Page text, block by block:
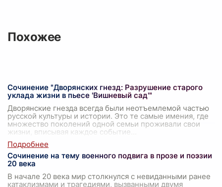
Похожее
Сочинение "Дворянских гнезд: Разрушение старого
уклада жизни в пьесе 'Вишневый сад'"
Дворянские гнезда всегда были неотъемлемой частью
русской культуры и истории. Это те самые имения, где
множество поколений одной семьи проживали свои
жизни, вписывая каждое событие
Сочинение на тему военного подвига в прозе и поэзии
20 века
В начале 20 века мир столкнулся с невиданными ранее
катаклизмами и трагедиями, вызванными двумя